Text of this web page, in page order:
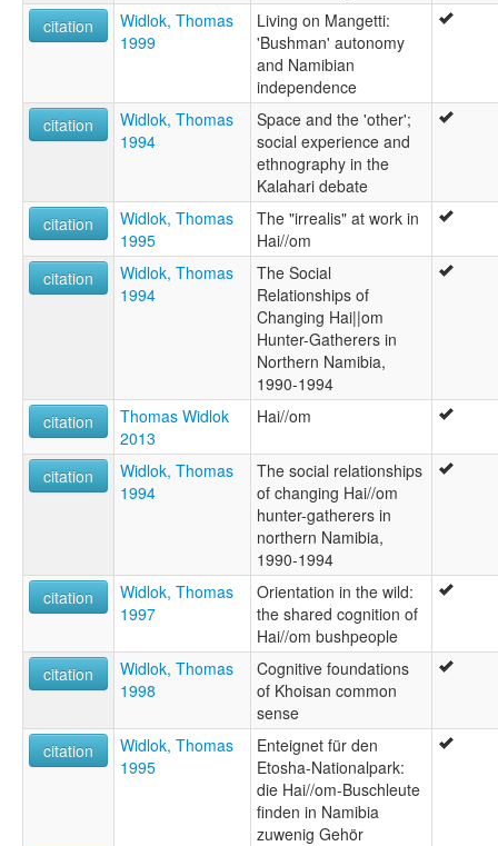
citation
Widlok, Thomas
1999
Living on Mangetti:
'Bushman' autonomy
and Namibian
independence
citation
Widlok, Thomas
1994
Space and the 'other';
social experience and
ethnography in the
Kalahari debate
citation
Widlok, Thomas
1995
The "irrealis" at work in
Hai//om
citation
Widlok, Thomas
1994
The Social
Relationships of
Changing Hai||om
Hunter-Gatherers in
Northern Namibia,
1990-1994
citation
Thomas Widlok
2013
Hai//om
citation
Widlok, Thomas
1994
The social relationships
of changing Hai//om
hunter-gatherers in
northern Namibia,
1990-1994
citation
Widlok, Thomas
1997
Orientation in the wild:
the shared cognition of
Hai//om bushpeople
citation
Widlok, Thomas
1998
Cognitive foundations
of Khoisan common
sense
citation
Widlok, Thomas
1995
Enteignet für den
Etosha-Nationalpark:
die Hai//om-Buschleute
finden in Namibia
zuwenig Gehör